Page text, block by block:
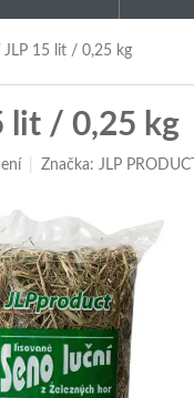
JLP 15 lit / 0,25 kg
lit / 0,25 kg
Značka:JLP PRODUCT